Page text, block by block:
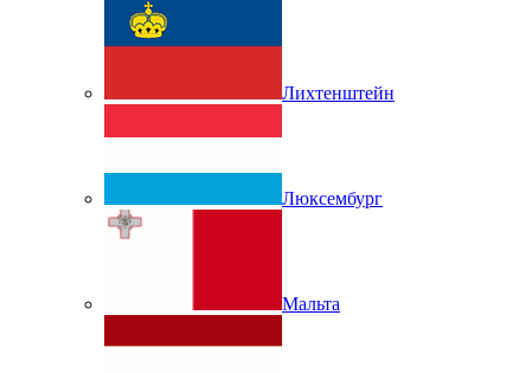
Лихтенштейн
Люксембург
Мальта